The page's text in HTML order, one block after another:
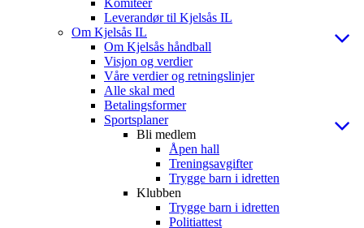
Komiteer
Leverandør til Kjelsås IL
Om Kjelsås IL
Om Kjelsås håndball
Visjon og verdier
Våre verdier og retningslinjer
Alle skal med
Betalingsformer
Sportsplaner
Bli medlem
Åpen hall
Treningsavgifter
Trygge barn i idretten
Klubben
Trygge barn i idretten
Politiattest